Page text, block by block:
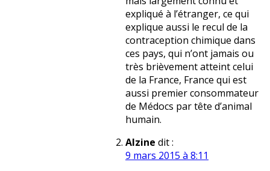
expliqué à l’étranger, ce qui
explique aussi le recul de la
contraception chimique dans
ces pays, qui n’ont jamais ou
très brièvement atteint celui
de la France, France qui est
aussi premier consommateur
de Médocs par tête d’animal
humain.
Alzine dit :
9 mars 2015 à 8:11